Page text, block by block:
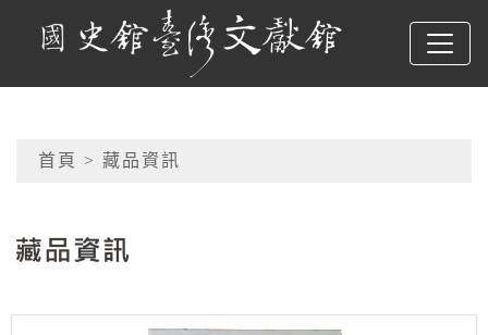
國史館臺灣文獻館
網頁導覽
首頁 > 藏品資訊